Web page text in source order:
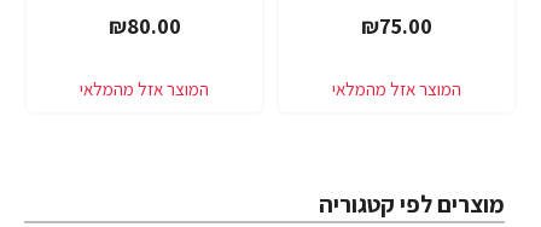
₪75.00
₪80.00
מוצרים לפי קטגוריה